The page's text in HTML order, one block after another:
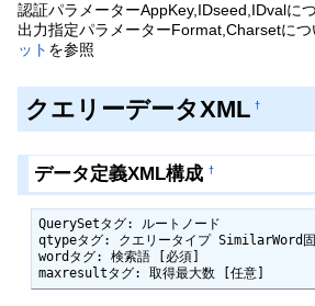
認証パラメーターAppKey,IDseed,IDvalに
出力指定パラメーターFormat,Charsetにつ
ット を参照
クエリーデータXML †
データ定義XML構成 †
QuerySetタグ: ルートノード
qtypeタグ: クエリータイプ SimilarWord
wordタグ: 検索語 [必須]
maxresultタグ: 取得最大数 [任意]